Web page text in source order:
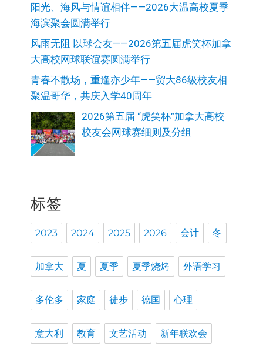
阳光、海风与情谊相伴——2026大温高校夏季
海滨聚会圆满举行
风雨无阻 以球会友——2026第五届虎笑杯加拿
大高校网球联谊赛圆满举行
青春不散场，重逢亦少年——贸大86级校友相
聚温哥华，共庆入学40周年
2026第五届 “虎笑杯”加拿大高校
校友会网球赛细则及分组
标签
2023 2024 2025 2026 会计 冬
加拿大 夏 夏季 夏季烧烤 外语学习
多伦多 家庭 徒步 德国 心理
意大利 教育 文艺活动 新年联欢会